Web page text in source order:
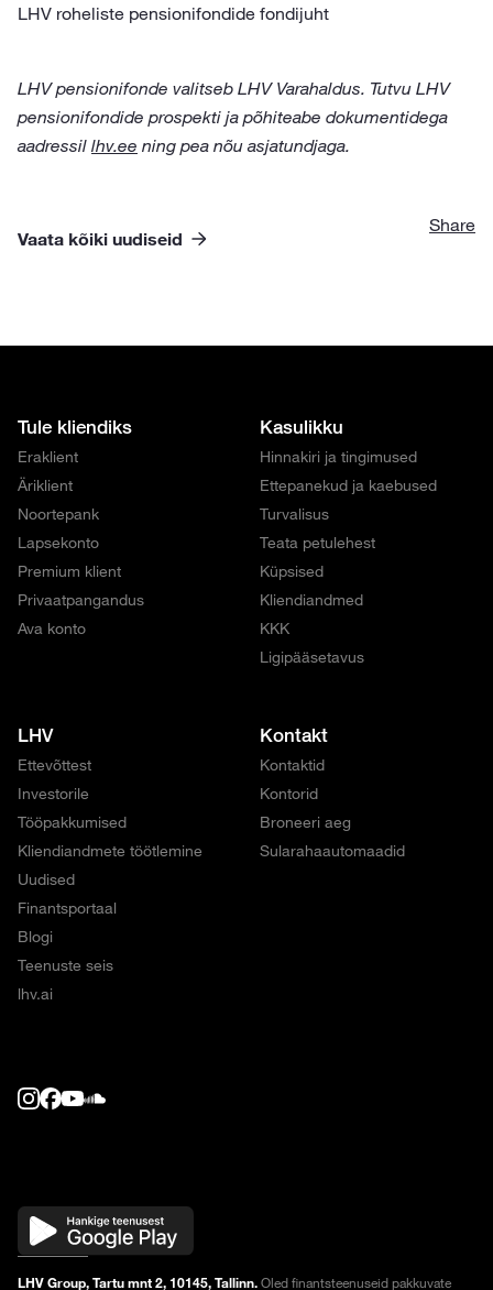
LHV roheliste pensionifondide fondijuht
LHV pensionifonde valitseb LHV Varahaldus. Tutvu LHV
pensionifondide prospekti ja põhiteabe dokumentidega
aadressil lhv.ee ning pea nõu asjatundjaga.
Share
Vaata kõiki uudiseid
Tule kliendiks
Eraklient
Äriklient
Noortepank
Lapsekonto
Premium klient
Privaatpangandus
Ava konto
Kasulikku
Hinnakiri ja tingimused
Ettepanekud ja kaebused
Turvalisus
Teata petulehest
Küpsised
Kliendiandmed
KKK
Ligipääsetavus
LHV
Ettevõttest
Investorile
Tööpakkumised
Kliendiandmete töötlemine
Uudised
Finantsportaal
Blogi
Teenuste seis
lhv.ai
Kontakt
Kontaktid
Kontorid
Broneeri aeg
Sularahaautomaadid
LHV Group, Tartu mnt 2, 10145, Tallinn.Oled finantsteenuseid pakkuvate